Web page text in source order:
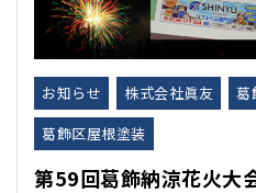
お知らせ 株式会社眞友
葛
葛飾区屋根塗装
第59回葛飾納涼花火大